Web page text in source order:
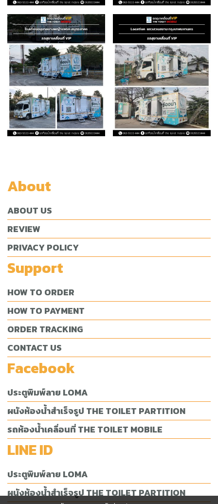
About
ABOUT US
REVIEW
PRIVACY POLICY
Support
HOW TO ORDER
HOW TO PAYMENT
ORDER TRACKING
CONTACT US
Facebook
ประตูพิมพ์ลาย LOMA
ผนังห้องน้ำสำเร็จรูป THE TOILET PARTITION
รถห้องน้ำเคลื่อนที่ THE TOILET MOBILE
LINE ID
ประตูพิมพ์ลาย LOMA
ผนังห้องน้ำสำเร็จรูป THE TOILET PARTITION